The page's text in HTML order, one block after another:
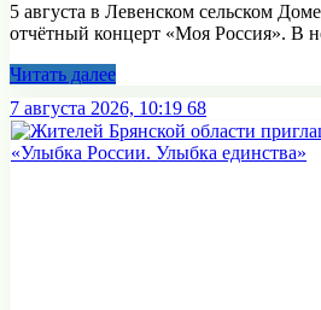
5 августа в Левенском сельском
отчётный концерт «Моя Россия». В
Читать далее
7 августа 2026, 10:19 68